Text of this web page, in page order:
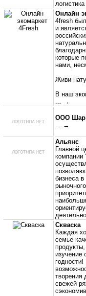
Онлайн
4fresh
и
которые
нами,
Живи
В наш
... →
ООО
... →
Альянс
Главной
компании
бизнеса
Скваска
Каждая
семье
изучение
творения
свежей